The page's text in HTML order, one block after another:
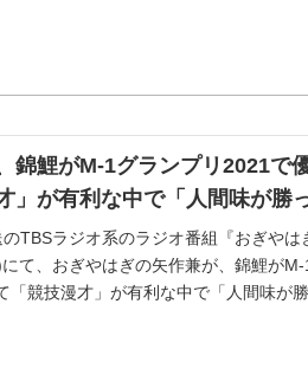
錦鯉がM-1グランプリ2021で
」が有利な中で「人間味が勝
TBSラジオ系のラジオ番組『おぎやは
て、おぎやはぎの矢作兼が、錦鯉が
「競技漫才」が有利な中で「人間味が勝